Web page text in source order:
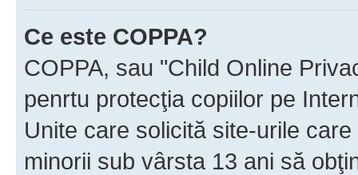
Ce este COPPA?
COPPA, sau "Child Online
penrtu protecţia copiilor pe
Unite care solicită site-urile
minorii sub vârsta 13 ani să